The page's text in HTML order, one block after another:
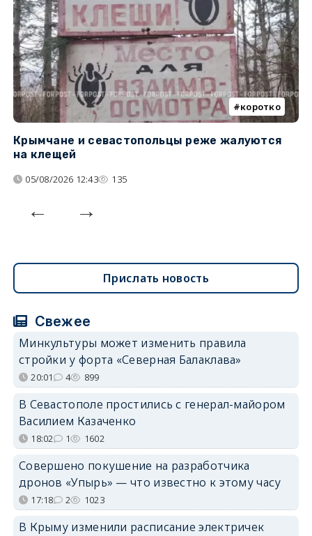
коротко
Крымчане и севастопольцы реже жалуются
на клещей
05/08/2026 12:43 135
Прислать новость
Свежее
Минкультуры может изменить правила
стройки у форта «Северная Балаклава»
20:01 4 899
В Севастополе простились с генерал-майором
Василием Казаченко
18:02 1 1602
Совершено покушение на разработчика
дронов «Упырь» — что известно к этому часу
17:18 2 1023
В Крыму изменили расписание электричек